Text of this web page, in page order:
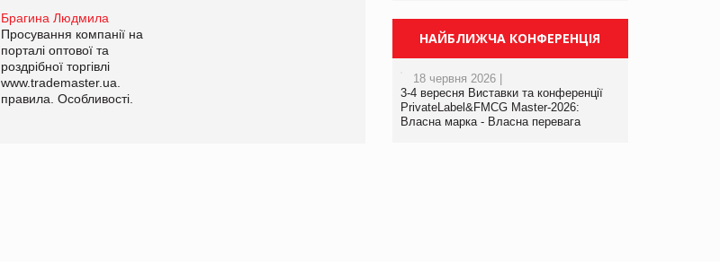
Брагина Людмила
Просування компанії на
порталі оптової та
роздрібної торгівлі
www.trademaster.ua.
правила. Особливості.
Брагина Людмила
Просування компанії на
www.trademaster.ua.
правила. Особливості.
НАЙБЛИЖЧА КОНФЕРЕНЦІЯ
18 червня 2026 |
3-4 вересня Виставки та конференції
PrivateLabel&FMCG Master-2026:
Власна марка - Власна перевага